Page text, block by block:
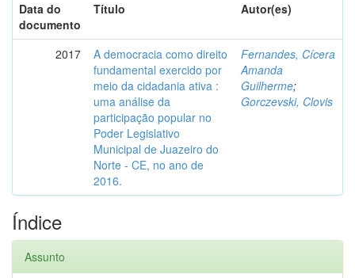
Data do
documento
Título Autor(es)
2017
A democracia como direito
fundamental exercido por
meio da cidadania ativa :
uma análise da
participação popular no
Poder Legislativo
Municipal de Juazeiro do
Norte - CE, no ano de
2016.
Fernandes, Cícera
Amanda
Guilherme;
Gorczevski, Clovis
Índice
Assunto